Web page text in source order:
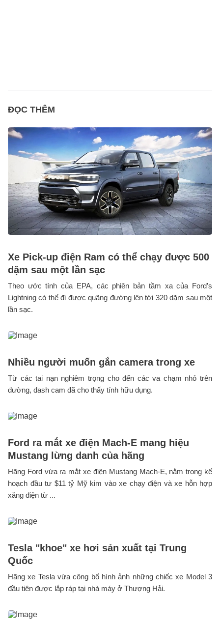
ĐỌC THÊM
Xe Pick-up điện Ram có thể chạy được 500
dặm sau một lần sạc
Theo ước tính của EPA, các phiên bản tầm xa của Ford’s
Lightning có thể đi được quãng đường lên tới 320 dặm sau một
lần sạc.
Nhiều người muốn gắn camera trong xe
Từ các tai nạn nghiêm trọng cho đến các va chạm nhỏ trên
đường, dash cam đã cho thấy tính hữu dụng.
Ford ra mắt xe điện Mach-E mang hiệu
Mustang lừng danh của hãng
Hãng Ford vừa ra mắt xe điện Mustang Mach-E, nằm trong kế
hoạch đầu tư $11 tỷ Mỹ kim vào xe chạy điện và xe hỗn hợp
xăng điện từ ...
Tesla "khoe" xe hơi sản xuất tại Trung
Quốc
Hãng xe Tesla vừa công bố hình ảnh những chiếc xe Model 3
đầu tiên được lắp ráp tại nhà máy ở Thượng Hải.